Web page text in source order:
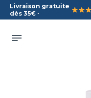
Livraison gratuite
dès 35€ -